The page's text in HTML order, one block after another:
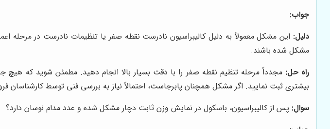
جواب:
دلیل:
مشکل شده باشند.
راه حل: مجدداً مرحله تنظیم نقطه صفر را با دقت بسیار بالا انجام دهید. مطمئن شوید که
بیشتری ثبت نمایید. اگر مشکل همچنان پابرجاست، احتمالاً نیاز به بررسی فنی توسط کارشناسان
سوال: پس از کالیبراسیون، باسکول در نمایش وزن ثابت دچار مشکل شده و عدد مدام نوسان دارد؟